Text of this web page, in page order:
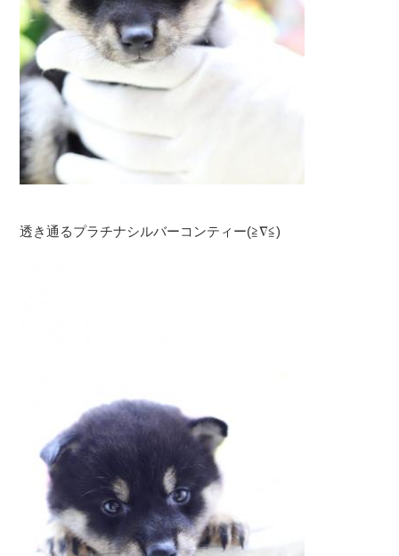
透き通るプラチナシルバーコンティー(≧∇≦)